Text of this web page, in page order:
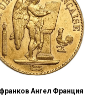
Ангел Франция